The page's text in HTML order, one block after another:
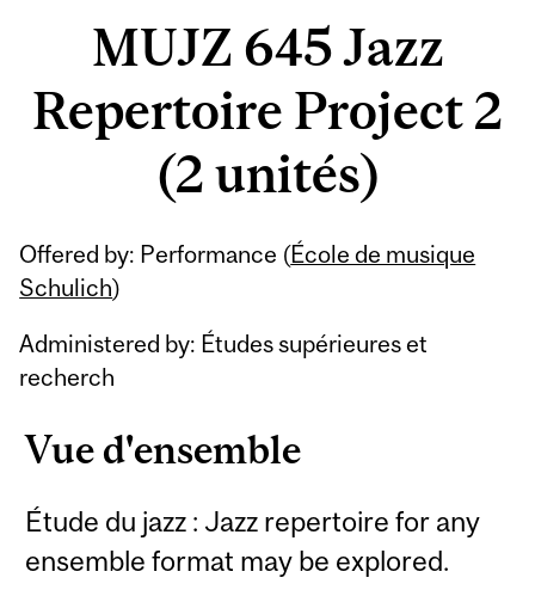
MUJZ 645 Jazz
Repertoire Project 2
(2 unités)
Offered by: Performance (École de musique
Schulich)
Administered by: Études supérieures et
recherch
Vue d'ensemble
Étude du jazz : Jazz repertoire for any
ensemble format may be explored.
Related
Content